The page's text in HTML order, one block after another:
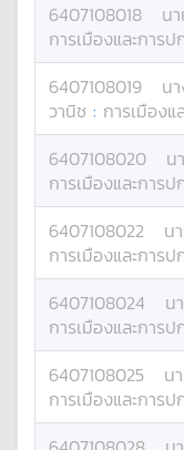
6407108018 น
การเมืองและการ
6407108019 น
วานิช : การเมือง
6407108020 น
การเมืองและการ
6407108022 น
การเมืองและการ
6407108024 น
การเมืองและการ
6407108025 น
การเมืองและการ